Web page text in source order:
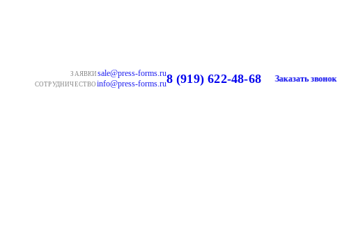
ЗАЯВКИ sale@press-forms.ru
СОТРУДНИЧЕСТВО info@press-forms.ru8 (919) 622-48-68 Заказать звонок